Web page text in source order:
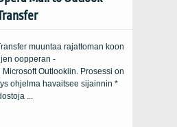
muuntaa rajattoman koon
oopperan -
Outlookiin. Prosessi on
ohjelma havaitsee sijainnin *
...